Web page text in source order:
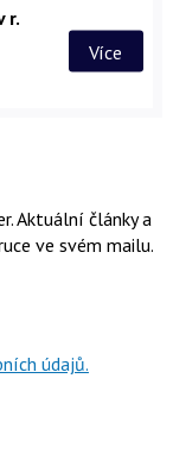
r.
Více
Aktuální články a
ve svém mailu.
údajů.